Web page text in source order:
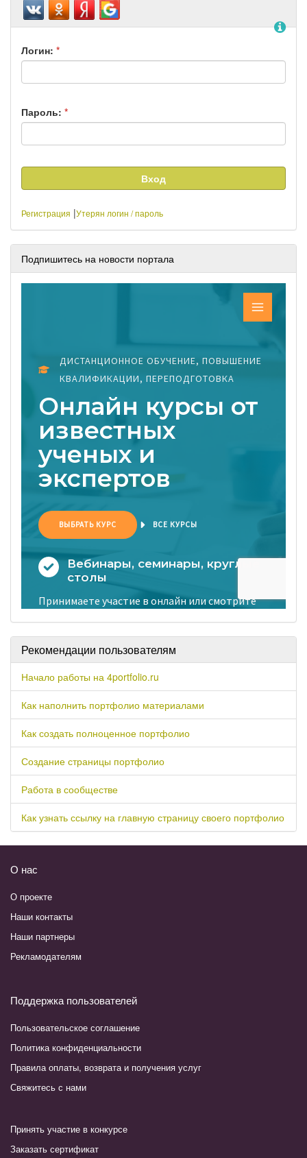
Логин: *
Пароль: *
Регистрация |Утерян логин / пароль
Подпишитесь на новости портала
Рекомендации пользователям
Начало работы на 4portfolio.ru
Как наполнить портфолио материалами
Как создать полноценное портфолио
Создание страницы портфолио
Работа в сообществе
Как узнать ссылку на главную страницу своего портфолио
О нас
О проекте
Наши контакты
Наши партнеры
Рекламодателям
Поддержка пользователей
Пользовательское соглашение
Политика конфиденциальности
Правила оплаты, возврата и получения услуг
Свяжитесь с нами
Принять участие в конкурсе
Заказать сертификат